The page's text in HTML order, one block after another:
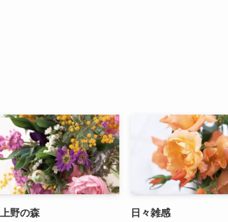
野の森 日々雑感